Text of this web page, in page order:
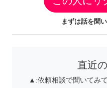
まずは話を聞
直近
▲:依頼相談で聞いてみ